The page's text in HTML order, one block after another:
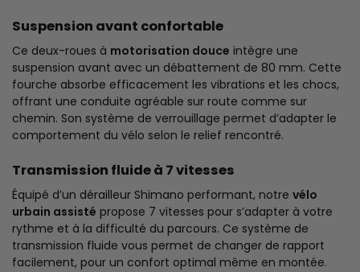
Suspension avant confortable
Ce deux-roues à motorisation douce intègre une
suspension avant avec un débattement de 80 mm. Cette
fourche absorbe efficacement les vibrations et les chocs,
offrant une conduite agréable sur route comme sur
chemin. Son système de verrouillage permet d’adapter le
comportement du vélo selon le relief rencontré.
Transmission fluide à 7 vitesses
Équipé d’un dérailleur Shimano performant, notre vélo
urbain assisté propose 7 vitesses pour s’adapter à votre
rythme et à la difficulté du parcours. Ce système de
transmission fluide vous permet de changer de rapport
facilement, pour un confort optimal même en montée.